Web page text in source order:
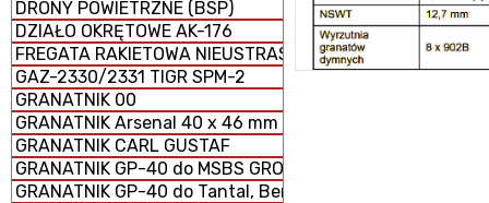
DRONY POWIETRZNE (BSP)
DZIAŁO OKRĘTOWE AK-176
FREGATA RAKIETOWA NIEUSTRASZYMYJ
GAZ-2330/2331 TIGR SPM-2
GRANATNIK 00
GRANATNIK Arsenal 40 x 46 mm
GRANATNIK CARL GUSTAF
GRANATNIK GP-40 do MSBS GROT
GRANATNIK GP-40 do Tantal, Beryl, AKM i GS-40